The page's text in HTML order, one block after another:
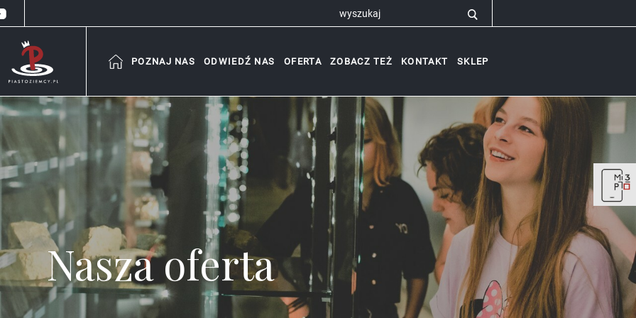
POZNAJ NAS ODWIEDŹ NAS OFERTA ZOBACZ TEŻ KONTAKT SKLEP
Nasza oferta